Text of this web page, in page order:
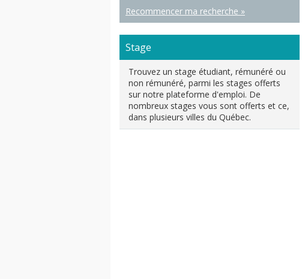
Recommencer ma recherche »
Stage
Trouvez un stage étudiant, rémunéré ou
non rémunéré, parmi les stages offerts
sur notre plateforme d'emploi. De
nombreux stages vous sont offerts et ce,
dans plusieurs villes du Québec.